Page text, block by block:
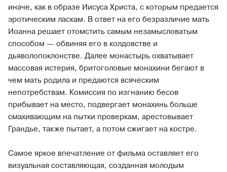
иначе, как в образе Иисуса Христа, с которым предается
эротическим ласкам. В ответ на его безразличие мать
Иоанна решает отомстить самым незамысловатым
способом — обвиняя его в колдовстве и
дьяволопоклонстве. Далее монастырь охватывает
массовая истерия, бритоголовые монахини бегают в
чем мать родила и предаются всяческим
непотребствам. Комиссия по изгнанию бесов
прибывает на место, подвергает монахинь больше
смахивающим на пытки проверкам, арестовывает
Грандье, также пытает, а потом сжигает на костре.
Самое яркое впечатление от фильма оставляет его
визуальная составляющая, созданная молодым